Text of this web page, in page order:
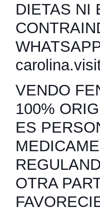
DIETAS NI
VENDO
100%
ES
OTRA